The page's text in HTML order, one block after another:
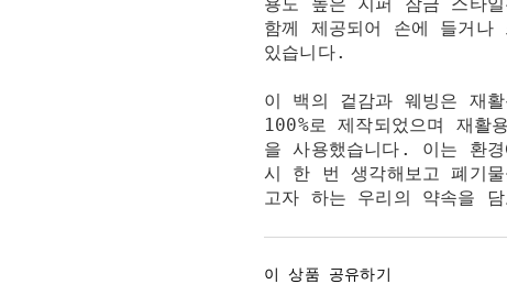
함께 제공되어 손에 들거나
있습니다.
이 백의 겉감과 웨빙은 재
100%로 제작되었으며 재활
을 사용했습니다. 이는 환
시 한 번 생각해보고 폐기
고자 하는 우리의 약속을
이 상품 공유하기